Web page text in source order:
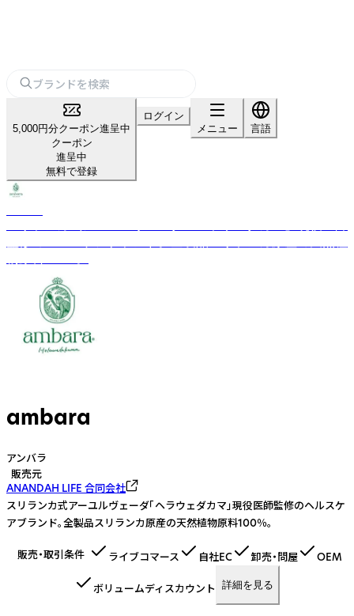
5,000円分クーポン進呈中
クーポン
進呈中
無料で登録
ログイン
メニュー
言語
ambara
アンバラ
販売元
ANANDAH LIFE 合同会社
スリランカ式アーユルヴェーダ「ヘラウェダカマ」現役医師監修のヘルスケ
アブランド。全製品スリランカ原産の天然植物原料100％。
販売・取引条件 ライブコマース 自社EC 卸売・問屋 OEM
ボリュームディスカウント 詳細を見る